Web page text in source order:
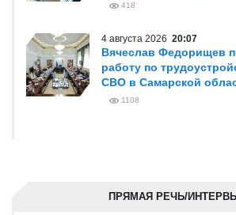
418
4 августа 2026 20:07
Вячеслав Федорищев
работу по
СВО в Самарской
1108
ПРЯМАЯ РЕЧЬ/